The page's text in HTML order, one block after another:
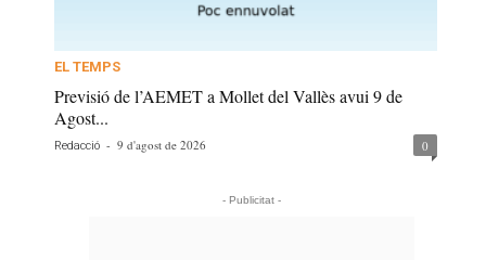
EL TEMPS
Previsió de l’AEMET a Mollet del Vallès avui 9 de
Agost...
Redacció - 9 d'agost de 2026 0
- Publicitat -